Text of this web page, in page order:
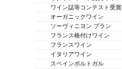
ワイン誌等コンテスト受賞
オーガニックワイン
ソーヴィニヨン ブラン
フランス格付けワイン
フランスワイン
イタリアワイン
スペインポルトガル